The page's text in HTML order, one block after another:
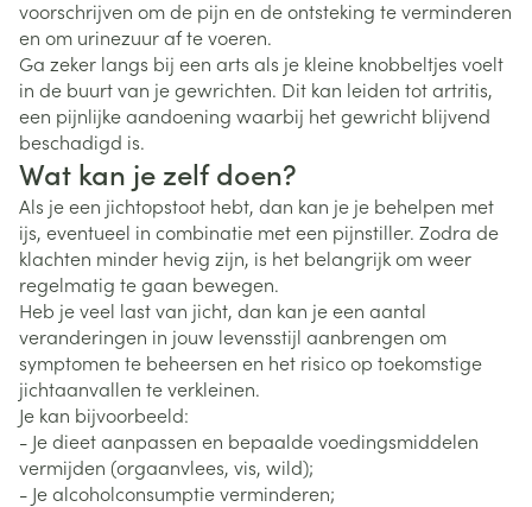
voorschrijven om de pijn en de ontsteking te verminderen
en om urinezuur af te voeren.
Ga zeker langs bij een arts als je kleine knobbeltjes voelt
in de buurt van je gewrichten. Dit kan leiden tot artritis,
een pijnlijke aandoening waarbij het gewricht blijvend
beschadigd is.
Wat kan je zelf doen?
Als je een jichtopstoot hebt, dan kan je je behelpen met
ijs, eventueel in combinatie met een pijnstiller. Zodra de
klachten minder hevig zijn, is het belangrijk om weer
regelmatig te gaan bewegen.
Heb je veel last van jicht, dan kan je een aantal
veranderingen in jouw levensstijl aanbrengen om
symptomen te beheersen en het risico op toekomstige
jichtaanvallen te verkleinen.
Je kan bijvoorbeeld:
- Je dieet aanpassen en bepaalde voedingsmiddelen
vermijden (orgaanvlees, vis, wild);
- Je alcoholconsumptie verminderen;